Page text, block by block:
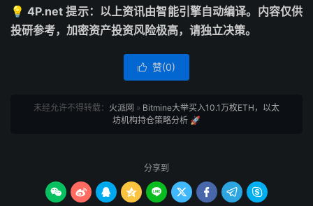
💡 4P.net 提示：以上资讯由智能引擎自动编译。内容仅供
投研参考，加密资产投资风险极高，请独立决策。
 赞(0)
未经允许不得转载： 火派网 » Bitmine大举买入10.1万枚ETH，以太
坊机构持仓策略分析 🚀
分享到
        